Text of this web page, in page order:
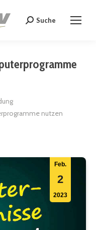
Search:
Suche
nutzen
Feb.
2
2023